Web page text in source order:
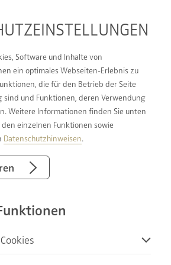
Software und Inhalte von
ein optimales Webseiten-Erlebnis zu
die für den Betrieb der Seite
und Funktionen, deren Verwendung
Weitere Informationen finden Sie unten
einzelnen Funktionen sowie
Datenschutzhinweisen.
EINFACH ZU
IHNEN:
FÜR DIE
HEIZUNG
Unvorstellbar ... aber das
im Winter ein paar Räume